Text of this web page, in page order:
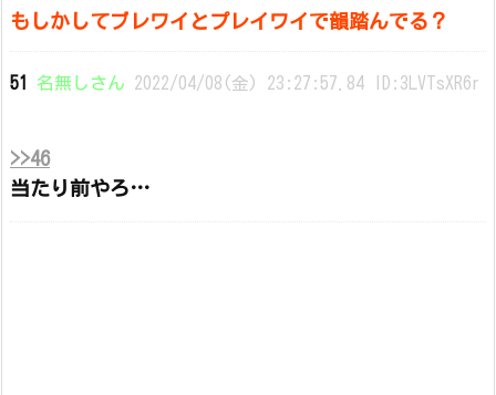
もしかしてブレワイとプレイワイで韻踏んでる？
51 名無しさん 2022/04/08(金) 23:27:57.84 ID:3LVTsXR6r
>>46
当たり前やろ…